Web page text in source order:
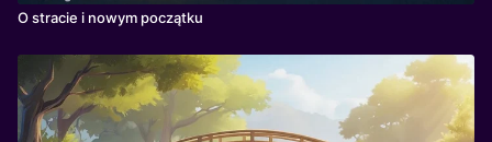
O stracie i nowym początku